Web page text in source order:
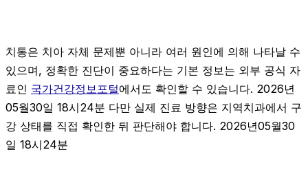
치통은 치아 자체 문제뿐 아니라 여러 원인에 의해 나타날 수
있으며, 정확한 진단이 중요하다는 기본 정보는 외부 공식 자
료인 국가건강정보포털에서도 확인할 수 있습니다. 2026년
05월30일 18시24분 다만 실제 진료 방향은 지역치과에서 구
강 상태를 직접 확인한 뒤 판단해야 합니다. 2026년05월30
일 18시24분